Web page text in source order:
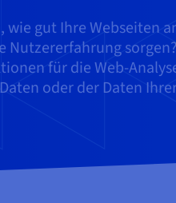
wie gut Ihre Webseiten
für die Web-
oder der Daten